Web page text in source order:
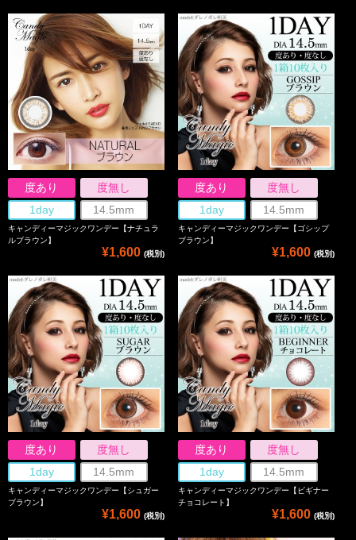
度あり
度無し
1day
14.5mm
キャンディーマジックワンデー【ナチュラ
ルブラウン】
¥1,600 (税別)
度あり
度無し
1day
14.5mm
キャンディーマジックワンデー【ゴシップ
ブラウン】
¥1,600 (税別)
度あり
度無し
1day
14.5mm
キャンディーマジックワンデー【シュガー
ブラウン】
¥1,600 (税別)
度あり
度無し
1day
14.5mm
キャンディーマジックワンデー【ビギナー
チョコレート】
¥1,600 (税別)